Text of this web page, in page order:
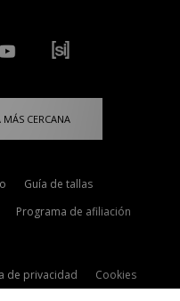
CERCANA
Guía de tallas
Programa de afiliación
de privacidad
Cookies